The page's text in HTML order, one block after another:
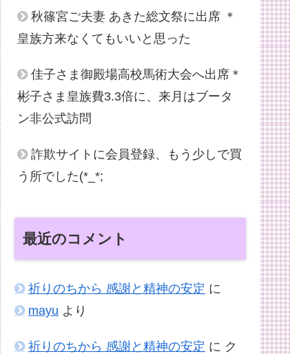
秋篠宮ご夫妻 あきた総文祭に出席 ＊
皇族方来なくてもいいと思った
佳子さま御殿場高校馬術大会へ出席＊
彬子さま皇族費3.3倍に、来月はブータ
ン非公式訪問
詐欺サイトに会員登録、もう少しで買
う所でした(*_*;
最近のコメント
祈りのちから 感謝と精神の安定 に
mayu より
祈りのちから 感謝と精神の安定 に ク